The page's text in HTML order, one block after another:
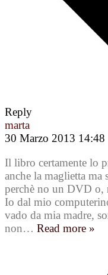
Reply
marta
30 Marzo 2013 14:48
Il libro certamente lo
anche la maglietta ma
perchè no un DVD o,
Io dal mio
vado da mia madre,
non… Read more »